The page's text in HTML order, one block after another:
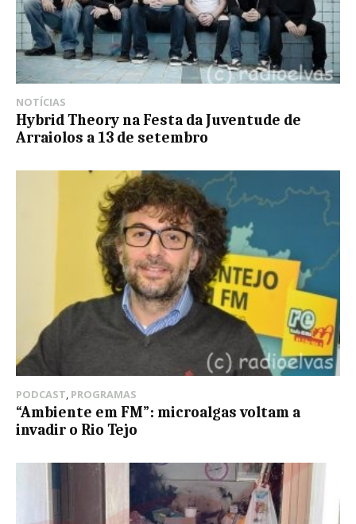
NOTÍCIAS
Hybrid Theory na Festa da Juventude de
Arraiolos a 13 de setembro
PODCAST PROGRAMAS
“Ambiente em FM”: microalgas voltam a
invadir o Rio Tejo